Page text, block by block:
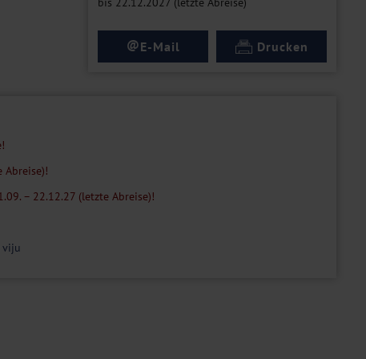
@E-Mail Drucken
Abreise)!
– 22.12.27 (letzte Abreise)!
viju